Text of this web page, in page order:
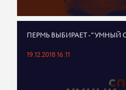
ПЕРМЬ ВЫБИРАЕТ - "УМНЫЙ
19.12.2018 16:11